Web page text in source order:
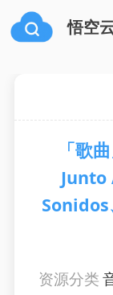
悟空
「歌
资源分类